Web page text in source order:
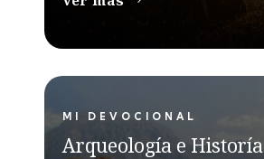
MI DEVOCIONAL
Arqueología e Historía